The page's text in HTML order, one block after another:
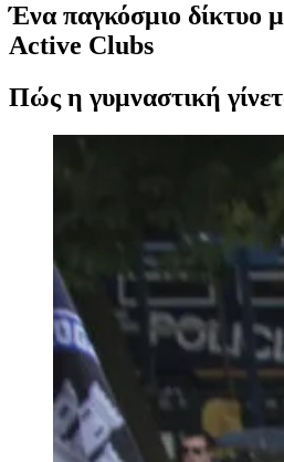
Ένα παγκόσμιο δίκτυο
Active Clubs
Πώς η γυμναστική